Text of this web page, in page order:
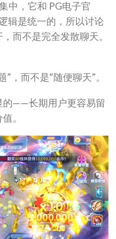
中，它和 PG电子官
辑是统一的，所以讨论
而不是完全发散聊天。
，而不是“随便聊天”。
的——长期用户更容易留
。